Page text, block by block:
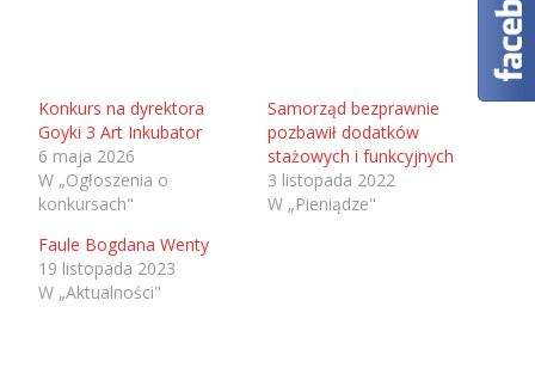
Konkurs na dyrektora
Goyki 3 Art Inkubator
6 maja 2026
W „Ogłoszenia o
konkursach"
Samorząd bezprawnie
pozbawił dodatków
stażowych i funkcyjnych
3 listopada 2022
W „Pieniądze"
Faule Bogdana Wenty
19 listopada 2023
W „Aktualności"